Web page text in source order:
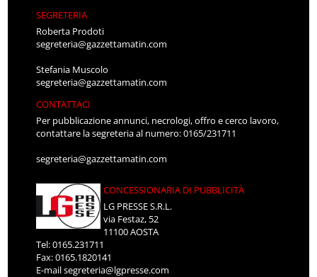
SEGRETERIA
Roberta Prodoti
segreteria@gazzettamatin.com
Stefania Muscolo
segreteria@gazzettamatin.com
CONTATTACI
Per pubblicazione annunci, necrologi, offro e cerco lavoro,
contattare la segreteria al numero: 0165/231711
segreteria@gazzettamatin.com
CONCESSIONARIA DI PUBBLICITÀ
LG PRESSE S.R.L.
via Festaz, 52
11100 AOSTA
Tel: 0165.231711
Fax: 0165.1820141
E-mailsegreteria@lgpresse.com